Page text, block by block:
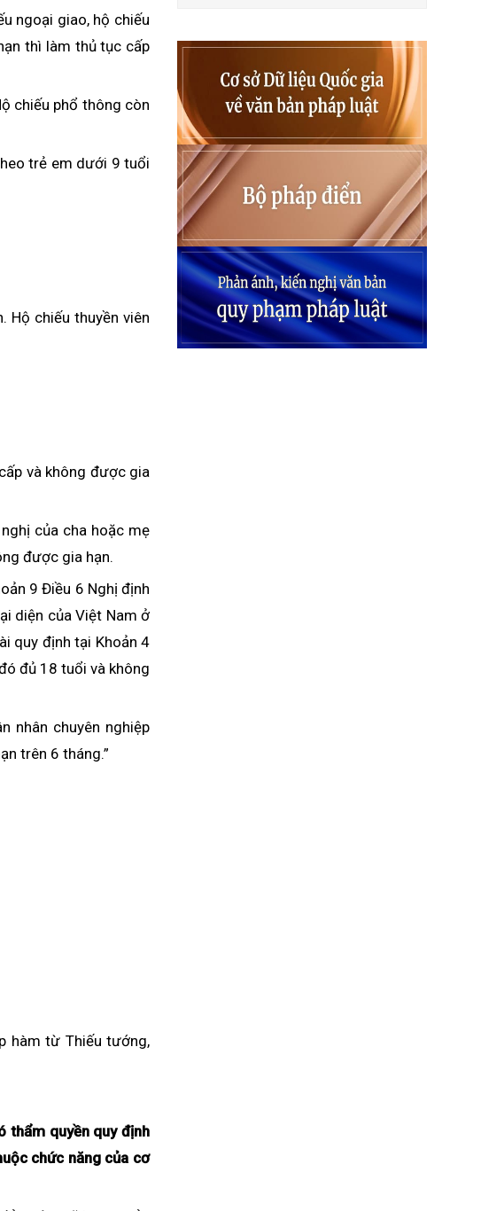
ngoại giao, hộ chiếu
thì làm thủ tục cấp
chiếu phổ thông còn
trẻ em dưới 9 tuổi
Hộ chiếu thuyền viên
và không được gia
của cha hoặc mẹ
được gia hạn.
9 Điều 6 Nghị định
diện của Việt Nam ở
quy định tại Khoản 4
đủ 18 tuổi và không
nhân chuyên nghiệp
trên 6 tháng.”
hàm từ Thiếu tướng,
thẩm quyền quy định
chức năng của cơ